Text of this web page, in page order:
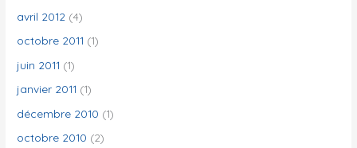
avril 2012 (4)
octobre 2011 (1)
juin 2011 (1)
janvier 2011 (1)
décembre 2010 (1)
octobre 2010 (2)